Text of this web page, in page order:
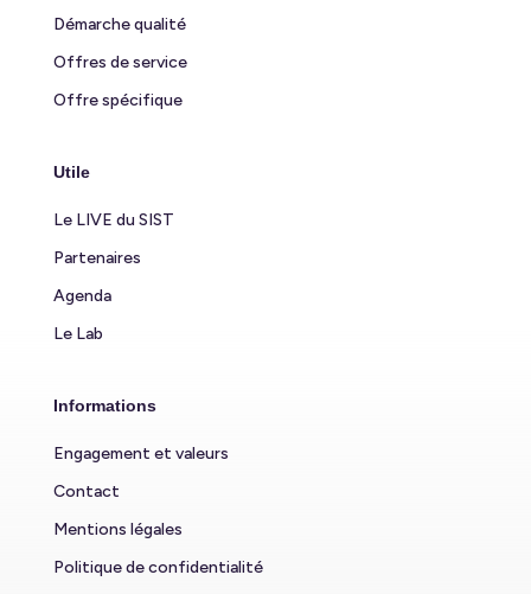
Démarche qualité
Offres de service
Offre spécifique
Utile
Le LIVE du SIST
Partenaires
Agenda
Le Lab
Informations
Engagement et valeurs
Contact
Mentions légales
Politique de confidentialité